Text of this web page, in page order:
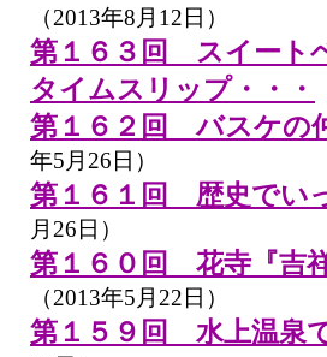
（2013年8月12日）
第１６３回 スイート
タイムスリップ・・・
第１６２回 バスケの
年5月26日）
第１６１回 歴史でい
月26日）
第１６０回 花寺『吉
（2013年5月22日）
第１５９回 水上温泉